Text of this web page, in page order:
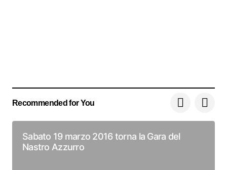
Recommended for You
Sabato 19 marzo 2016 torna la Gara del
Nastro Azzurro